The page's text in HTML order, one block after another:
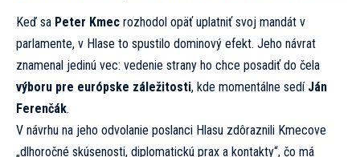
Keď sa Peter Kmec rozhodol opäť uplatniť svoj mandát v
parlamente, v Hlase to spustilo dominový efekt. Jeho návrat
znamenal jedinú vec: vedenie strany ho chce posadiť do čela
výboru pre európske záležitosti, kde momentálne sedí Ján
Ferenčák.
V návrhu na jeho odvolanie poslanci Hlasu zdôraznili Kmecove
„dlhoročné skúsenosti, diplomatickú prax a kontakty“, čo má